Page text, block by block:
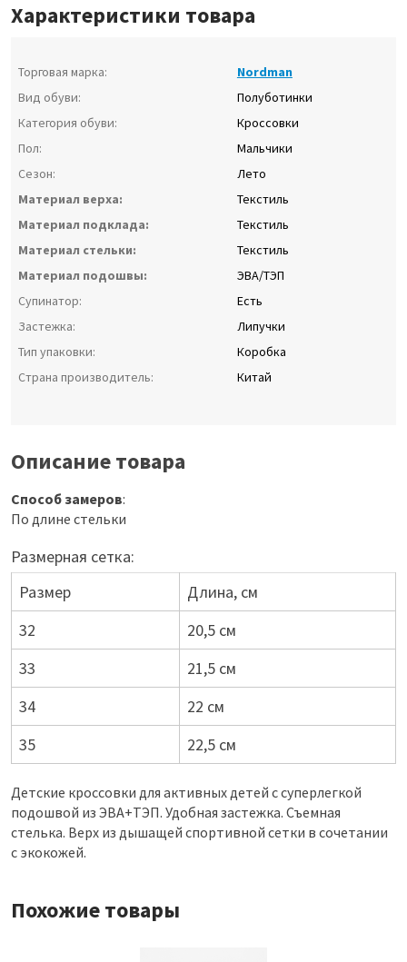
Характеристики товара
Торговая марка:
Nordman
Вид обуви:
Полуботинки
Категория обуви:
Кроссовки
Пол:
Мальчики
Сезон:
Лето
Материал верха:
Текстиль
Материал подклада:
Текстиль
Материал стельки:
Текстиль
Материал подошвы:
ЭВА/ТЭП
Супинатор:
Есть
Застежка:
Липучки
Тип упаковки:
Коробка
Страна производитель:
Китай
Описание товара
Способ замеров:
По длине стельки
Размерная сетка:
Размер
Длина, см
32
20,5 см
33
21,5 см
34
22 см
35
22,5 см
Детские кроссовки для активных детей с суперлегкой
подошвой из ЭВА+ТЭП. Удобная застежка. Съемная
стелька. Верх из дышащей спортивной сетки в сочетании
с экокожей.
Похожие товары